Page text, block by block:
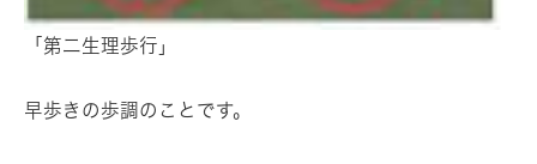
「第二生理歩行」
早歩きの歩調のことです。